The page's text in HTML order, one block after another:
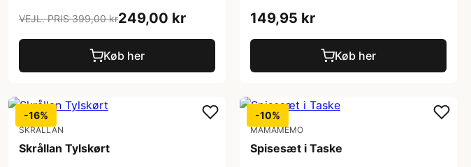
VEJL. PRIS 399,00 kr249,00 kr
Køb her
149,95 kr
Køb her
-16%
SKRÅLLAN
Skrållan Tylskørt
-10%
MAMAMEMO
Spisesæt i Taske